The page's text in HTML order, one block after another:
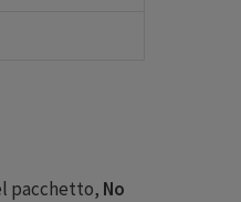
pacchetto, No